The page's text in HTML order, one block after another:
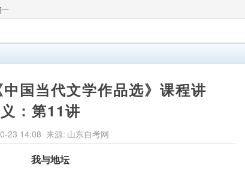
一
国当代文学作品选》课程讲
义：第11讲
23 14:08 来源: 山东自考网
我与地坛